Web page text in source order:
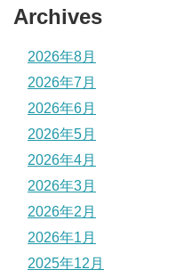
Archives
2026年8月
2026年7月
2026年6月
2026年5月
2026年4月
2026年3月
2026年2月
2026年1月
2025年12月